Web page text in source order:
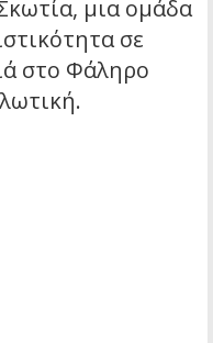
μια ομάδα
σε
στο Φάληρο